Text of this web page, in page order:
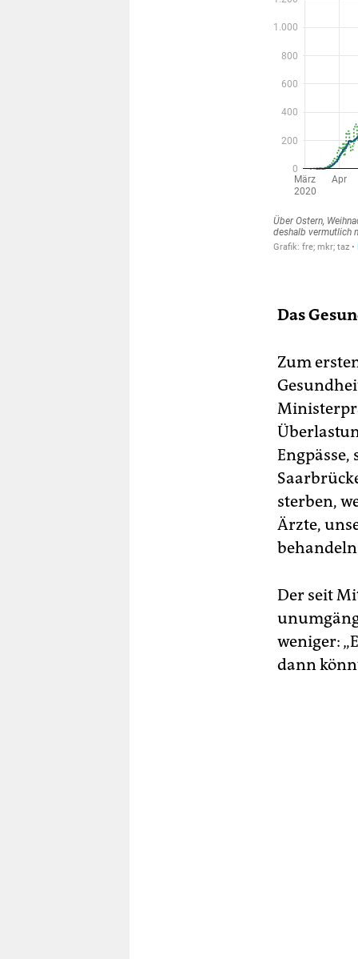
Das
Zum
sterben,
Ärzte,
Der seit
weniger:
dann